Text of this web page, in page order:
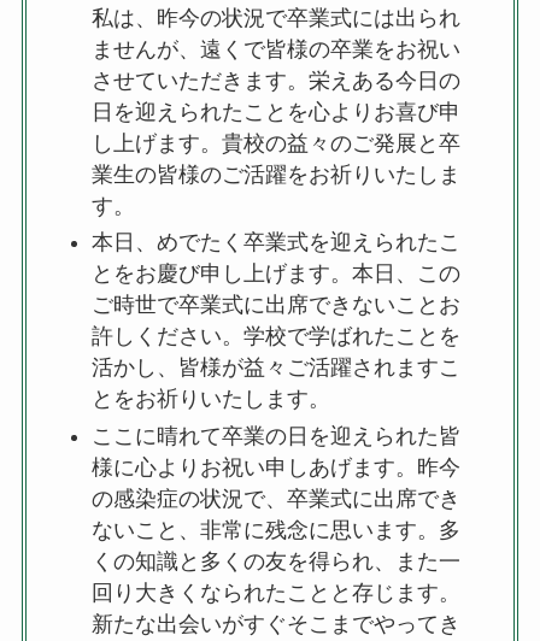
私は、昨今の状況で卒業式には出られ
ませんが、遠くで皆様の卒業をお祝い
させていただきます。栄えある今日の
日を迎えられたことを心よりお喜び申
し上げます。貴校の益々のご発展と卒
業生の皆様のご活躍をお祈りいたしま
す。
本日、めでたく卒業式を迎えられたこ
とをお慶び申し上げます。本日、この
ご時世で卒業式に出席できないことお
許しください。学校で学ばれたことを
活かし、皆様が益々ご活躍されますこ
とをお祈りいたします。
ここに晴れて卒業の日を迎えられた皆
様に心よりお祝い申しあげます。昨今
の感染症の状況で、卒業式に出席でき
ないこと、非常に残念に思います。多
くの知識と多くの友を得られ、また一
回り大きくなられたことと存じます。
新たな出会いがすぐそこまでやってき